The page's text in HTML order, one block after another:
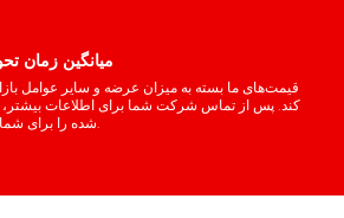
میانگین زمان
قیمت‌های ما بسته به میزان عرضه و سایر عوامل
کند. پس از تماس شرکت شما برای اطلاعات
شده را برای شما ارسال خواهیم کرد.